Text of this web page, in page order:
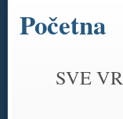
Početna
SVE